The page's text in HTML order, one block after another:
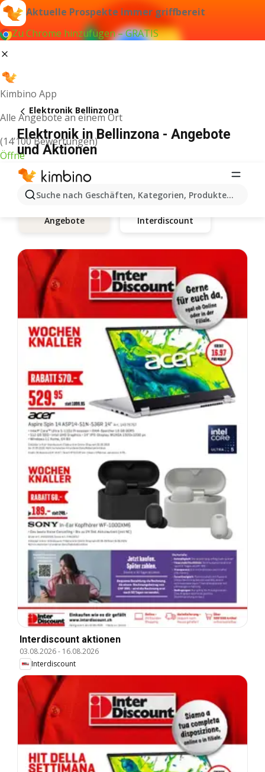
Aktuelle Prospekte immer griffbereit
Zu Chrome hinzufügen – GRATIS
Kimbino App
Alle Angebote an einem Ort
(14’100 Bewertungen)
Öffne
Suche nach Geschäften, Kategorien, Produkten...
Elektronik Bellinzona
Elektronik in Bellinzona - Angebote
und Aktionen
Angebote Interdiscount
Interdiscount aktionen
03.08.2026- 16.08.2026
Interdiscount